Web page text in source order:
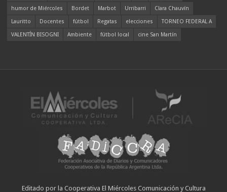
humor de Miércoles
Bordet Marbot Urribarri
Clara Chauvín
Lauritto
Docentes fútbol Regatas elecciones
TORNEO FEDERAL A
VALENTÍN BISOGNI
Ambiente fútbol local cine San Martín
Editado por la Cooperativa El Miércoles Comunicación y Cultura